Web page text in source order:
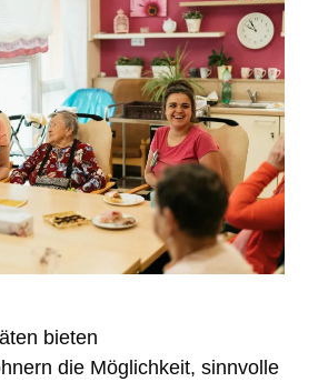
bieten
die Möglichkeit, sinnvolle